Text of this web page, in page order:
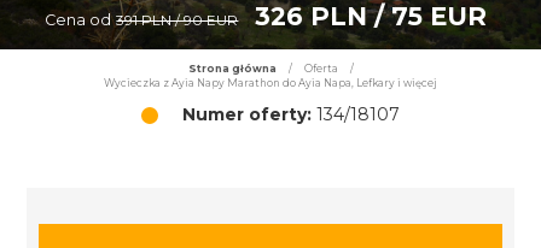
Cena od 391 PLN / 90 EUR 326 PLN / 75 EUR
Strona główna / Oferta
/
Wycieczka z Ayia Napy Marathon do Ayia Napa, Lefkary i więcej
Numer oferty: 134/18107